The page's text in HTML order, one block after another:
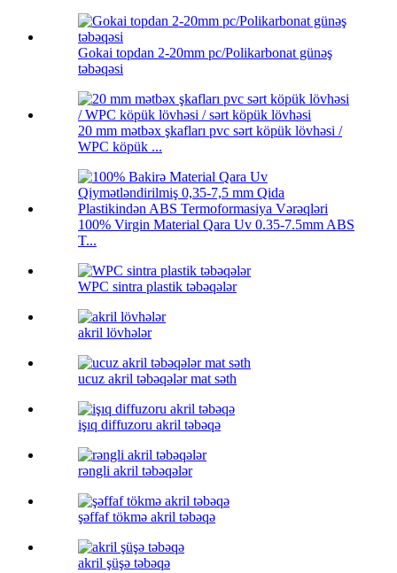
Gokai topdan 2-20mm pc/Polikarbonat günəş
təbəqəsi
20 mm mətbəx şkafları pvc sərt köpük lövhəsi /
WPC köpük ...
100% Virgin Material Qara Uv 0.35-7.5mm ABS
T...
WPC sintra plastik təbəqələr
akril lövhələr
ucuz akril təbəqələr mat səth
işıq diffuzoru akril təbəqə
rəngli akril təbəqələr
şəffaf tökmə akril təbəqə
akril şüşə təbəqə